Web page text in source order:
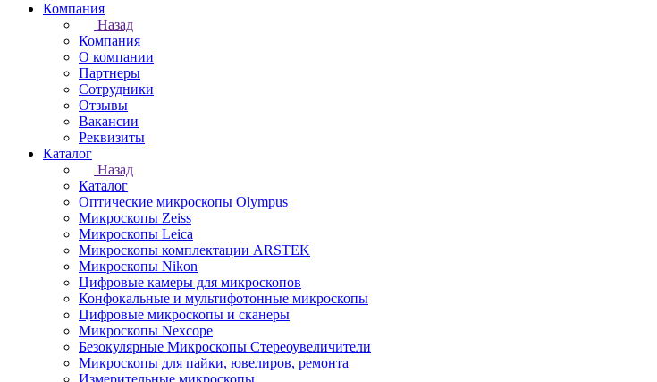
Компания
Назад
Компания
О компании
Партнеры
Сотрудники
Отзывы
Вакансии
Реквизиты
Каталог
Назад
Каталог
Оптические микроскопы Olympus
Микроскопы Zeiss
Микроскопы Leica
Микроскопы комплектации ARSTEK
Микроскопы Nikon
Цифровые камеры для микроскопов
Конфокальные и мультифотонные микроскопы
Цифровые микроскопы и сканеры
Микроскопы Nexcope
Безокулярные Микроскопы Стереоувеличители
Микроскопы для пайки, ювелиров, ремонта
Измерительные микроскопы